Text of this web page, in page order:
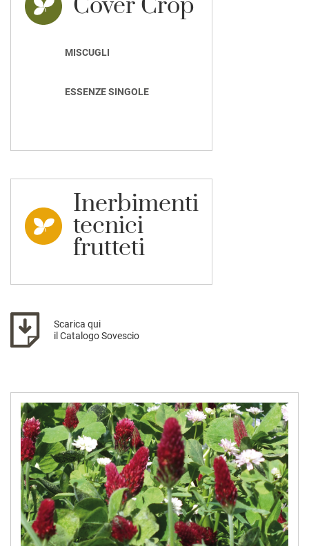
Cover Crop
MISCUGLI
ESSENZE SINGOLE
Inerbimenti
tecnici
frutteti
Scarica qui
il Catalogo Sovescio